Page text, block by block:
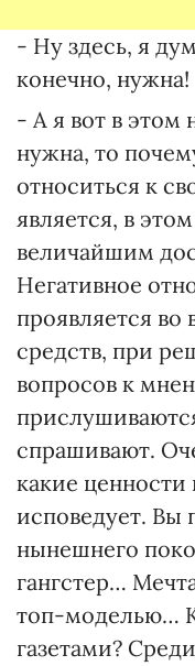
- Ну здесь, я
конечно, нужна!
- А я вот в этом
нужна, то
относиться к
является, в
величайшим
Негативное
проявляется во
средств, при
вопросов к
спрашивают.
какие
исповедует. Вы
нынешнего
гангстер…
топ-моделью…
газетами?